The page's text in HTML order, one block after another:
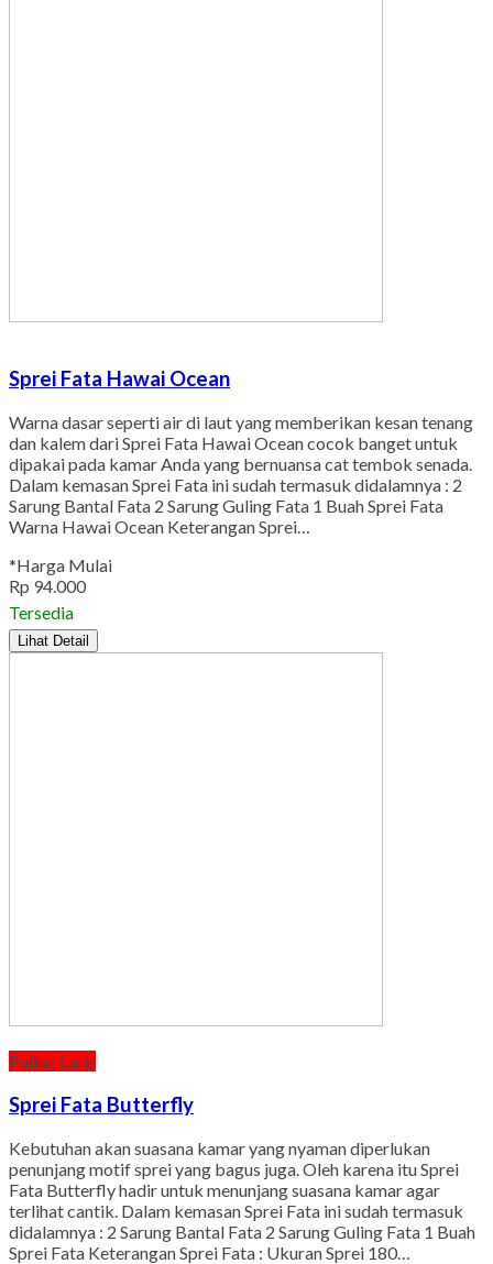
Sprei Fata Hawai Ocean
Warna dasar seperti air di laut yang memberikan kesan tenang
dan kalem dari Sprei Fata Hawai Ocean cocok banget untuk
dipakai pada kamar Anda yang bernuansa cat tembok senada.
Dalam kemasan Sprei Fata ini sudah termasuk didalamnya : 2
Sarung Bantal Fata 2 Sarung Guling Fata 1 Buah Sprei Fata
Warna Hawai Ocean Keterangan Sprei…
*Harga Mulai
Rp 94.000
Tersedia
Lihat Detail
Paling Laris
Sprei Fata Butterfly
Kebutuhan akan suasana kamar yang nyaman diperlukan
penunjang motif sprei yang bagus juga. Oleh karena itu Sprei
Fata Butterfly hadir untuk menunjang suasana kamar agar
terlihat cantik. Dalam kemasan Sprei Fata ini sudah termasuk
didalamnya : 2 Sarung Bantal Fata 2 Sarung Guling Fata 1 Buah
Sprei Fata Keterangan Sprei Fata : Ukuran Sprei 180…